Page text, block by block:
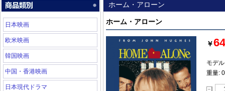
日本映画
欧米映画
韓国映画
中国・香港映画
日本現代ドラマ
ホーム・アローン
ホーム・アローン
￥
モデ
重量: